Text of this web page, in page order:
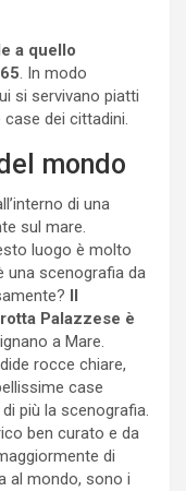
a quello
. In modo
si servivano piatti
dei cittadini.
mondo
di una
sul mare.
luogo è molto
una scenografia da
Palazzese è
a Mare.
rocce chiare,
case
più la scenografia.
ben curato e da
di
al mondo, sono i